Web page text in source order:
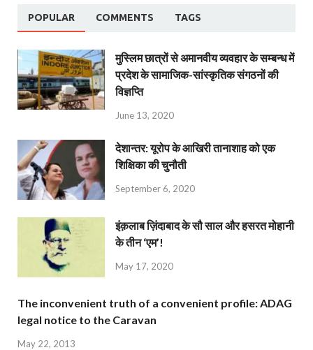
POPULAR COMMENTS TAGS
मुस्लिम छात्रों से अमानवीय व्यवहार के सम्बन्ध में
प्रदेश के सामाजिक-सांस्कृतिक संगठनों की
विज्ञप्ति
June 13, 2020
देशान्‍तर: यूरोप के आखिरी तानाशाह को एक
शिक्षिका की चुनौती
September 6, 2020
इंक़लाब ज़िंदाबाद के सौ साल और हसरत मोहानी
के तीन ‘एम’!
May 17, 2020
The inconvenient truth of a convenient profile: ADAG
legal notice to the Caravan
May 22, 2013